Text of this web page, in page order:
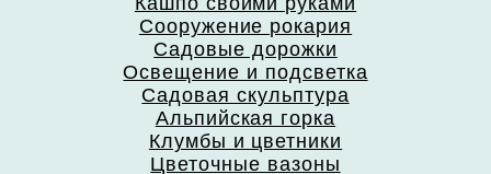
Сооружение рокария
Садовые дорожки
Освещение и подсветка
Садовая скульптура
Альпийская горка
Клумбы и цветники
Цветочные вазоны